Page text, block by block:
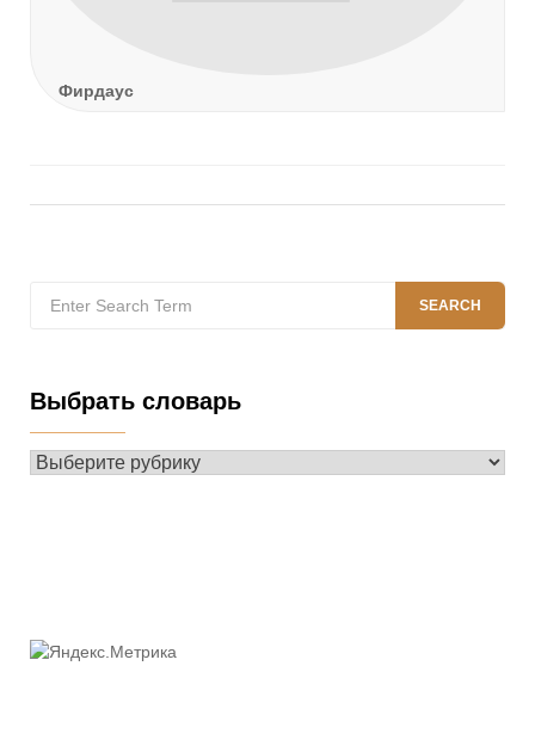
Фирдаус
for:
SEARCH
Выбрать словарь
Выбрать